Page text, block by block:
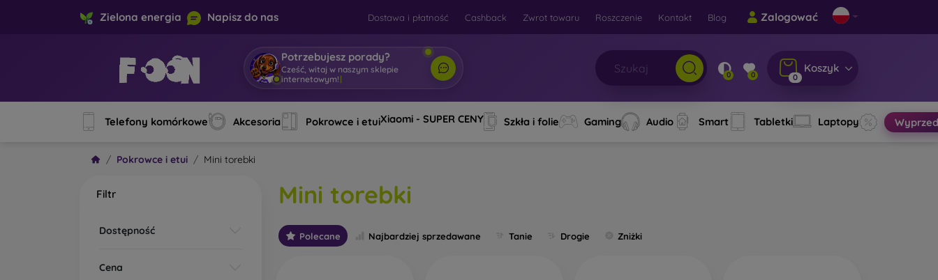
Zielona energia Napisz do nas Dostawa i płatność Cashback Zwrot towaru Roszczenie Kontakt Blog Zalogować
Potrzebujesz porady?
Cześć, witaj w nasz| 0 0 0
Koszyk
Telefony komórkowe Akcesoria Pokrowce i etuiXiaomi - SUPER CENY Szkła i folie Gaming Audio Smart Tabletki Laptopy
Pokrowce i etui Mini torebki
Filtr
Dostępność
Cena
Mini torebki
Polecane Najbardziej sprzedawane Tanie Drogie Zniżki